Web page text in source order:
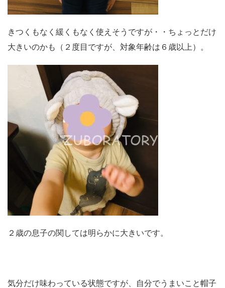
きつくもなく緩くもなく使えそうですが・・ちょっとだけ
大きいのかも（２度目ですが、対象年齢は６歳以上）。
２歳の息子の関しては明らかに大きいです。
気分だけ味わっている状態ですが、自分でうまいこと帽子